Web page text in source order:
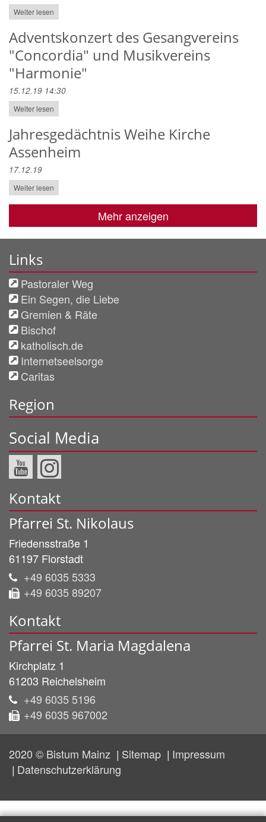
Weiter lesen
Adventskonzert des Gesangvereins
"Concordia" und Musikvereins
"Harmonie"
15.12.19 14:30
Weiter lesen
Jahresgedächtnis Weihe Kirche
Assenheim
17.12.19
Weiter lesen
Mehr anzeigen
Links
Pastoraler Weg
Ein Segen, die Liebe
Gremien & Räte
Bischof
katholisch.de
Internetseelsorge
Caritas
Region
Social Media
Kontakt
Pfarrei St. Nikolaus
Friedensstraße 1
61197 Florstadt
+49 6035 5333
+49 6035 89207
Kontakt
Pfarrei St. Maria Magdalena
Kirchplatz 1
61203 Reichelsheim
+49 6035 5196
+49 6035 967002
2020 © Bistum Mainz Sitemap
Impressum
Datenschutzerklärung